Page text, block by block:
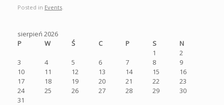
Posted in Events
sierpień 2026
P
W Ś C P S
N
1
2
3
4 5 6 7 8
9
10
11 12 13 14 15
16
17
18 19 20 21 22
23
24
25 26 27 28 29
30
31